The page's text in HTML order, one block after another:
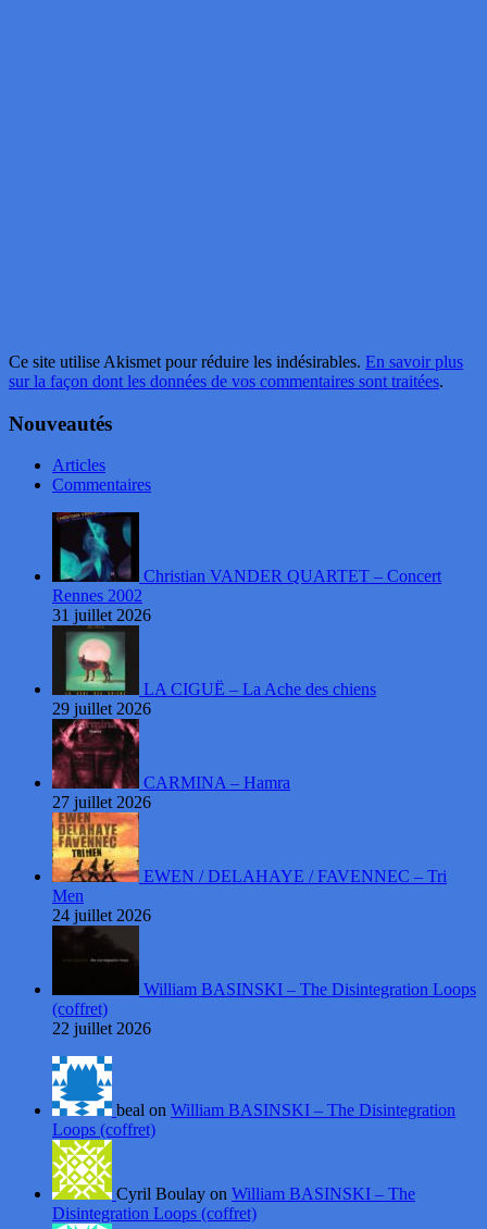
Ce site utilise Akismet pour réduire les indésirables. En savoir plus
sur la façon dont les données de vos commentaires sont traitées.
Nouveautés
Articles
Commentaires
Christian VANDER QUARTET – Concert
Rennes 2002
31 juillet 2026
LA CIGUË – La Ache des chiens
29 juillet 2026
CARMINA – Hamra
27 juillet 2026
EWEN / DELAHAYE / FAVENNEC – Tri
Men
24 juillet 2026
William BASINSKI – The Disintegration Loops
(coffret)
22 juillet 2026
beal on William BASINSKI – The Disintegration
Loops (coffret)
Cyril Boulay on William BASINSKI – The
Disintegration Loops (coffret)